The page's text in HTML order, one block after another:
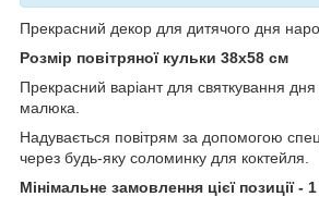
Прекрасний декор для дитячого дня
Розмір повітряної кульки 38х58 см
Прекрасний варіант для святкування
малюка.
Надувається повітрям за допомогою
через будь-яку соломинку для коктейля.
Мінімальне замовлення цієї позиції -